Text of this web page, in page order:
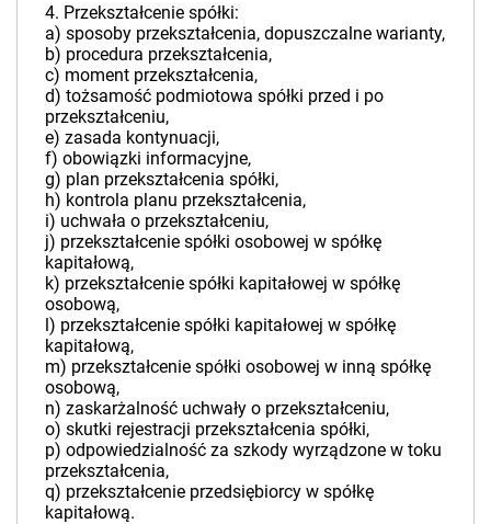
4. Przekształcenie spółki:
a) sposoby przekształcenia, dopuszczalne warianty,
b) procedura przekształcenia,
c) moment przekształcenia,
d) tożsamość podmiotowa spółki przed i po
przekształceniu,
e) zasada kontynuacji,
f) obowiązki informacyjne,
g) plan przekształcenia spółki,
h) kontrola planu przekształcenia,
i) uchwała o przekształceniu,
j) przekształcenie spółki osobowej w spółkę
kapitałową,
k) przekształcenie spółki kapitałowej w spółkę
osobową,
l) przekształcenie spółki kapitałowej w spółkę
kapitałową,
m) przekształcenie spółki osobowej w inną spółkę
osobową,
n) zaskarżalność uchwały o przekształceniu,
o) skutki rejestracji przekształcenia spółki,
p) odpowiedzialność za szkody wyrządzone w toku
przekształcenia,
q) przekształcenie przedsiębiorcy w spółkę
kapitałową.